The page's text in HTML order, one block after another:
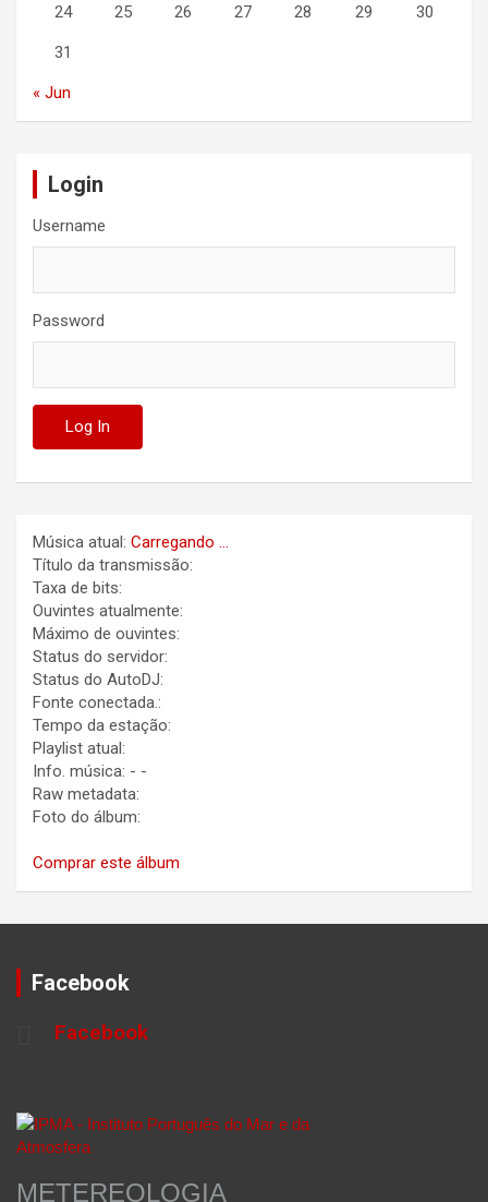
24 25 26 27 28 29 30
31
« Jun
Login
Username
Password
Música atual: Carregando ...
Título da transmissão:
Taxa de bits:
Ouvintes atualmente:
Máximo de ouvintes:
Status do servidor:
Status do AutoDJ:
Fonte conectada.:
Tempo da estação:
Playlist atual:
Info. música: - -
Raw metadata:
Foto do álbum:
Comprar este álbum
Facebook
Facebook
METEREOLOGIA